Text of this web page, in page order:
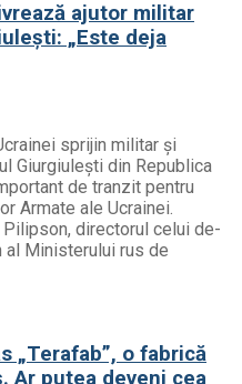
ajutor militar
„Este deja
sprijin militar și
Giurgiulești din Republica
de tranzit pentru
Armate ale Ucrainei.
directorul celui de-
al Ministerului rus de
„Terafab”, o fabrică
Ar putea deveni cea